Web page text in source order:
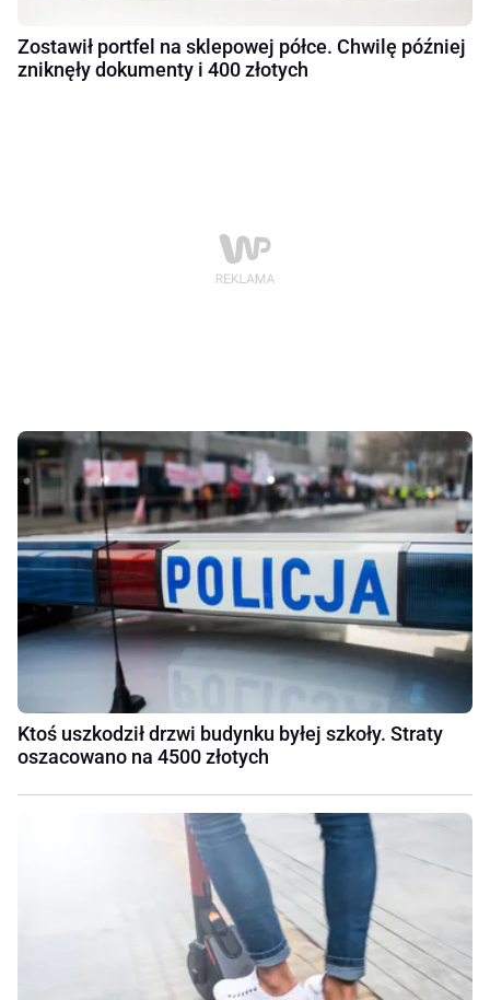
Zostawił portfel na sklepowej półce. Chwilę później
zniknęły dokumenty i 400 złotych
Ktoś uszkodził drzwi budynku byłej szkoły. Straty
oszacowano na 4500 złotych